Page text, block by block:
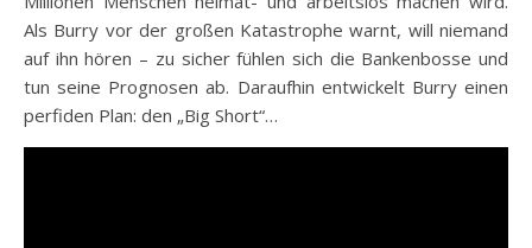
Als Burry vor der großen Katastrophe warnt, will niemand
auf ihn hören – zu sicher fühlen sich die Bankenbosse und
tun seine Prognosen ab. Daraufhin entwickelt Burry einen
perfiden Plan: den „Big Short“…